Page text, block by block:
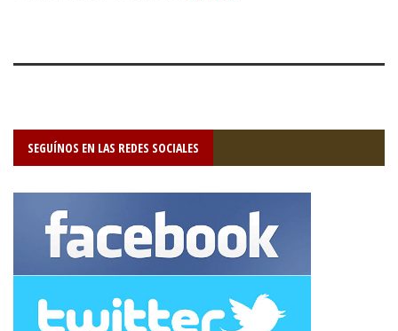
SEGUÍNOS EN LAS REDES SOCIALES